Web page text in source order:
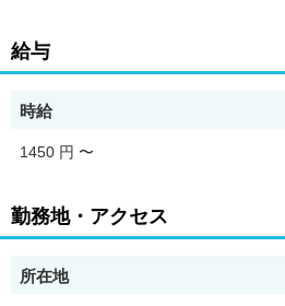
給与
時給
1450 円 〜
勤務地・アクセス
所在地